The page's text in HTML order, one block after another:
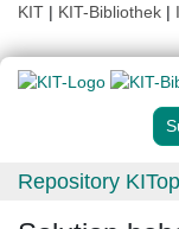
KIT | KIT-Bibliothek |
Repository